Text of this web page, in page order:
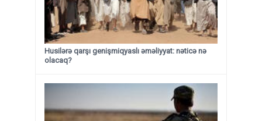
Husilərə qarşı genişmiqyaslı əməliyyat: nəticə nə
olacaq?